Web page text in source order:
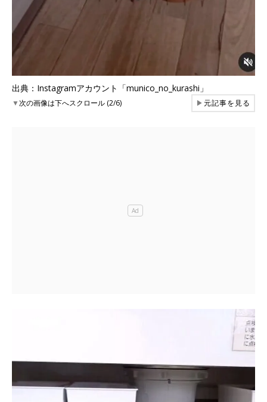
出典：Instagramアカウント「munico_no_kurashi」
▼次の画像は下へスクロール (2/6) ▶元記事を見る